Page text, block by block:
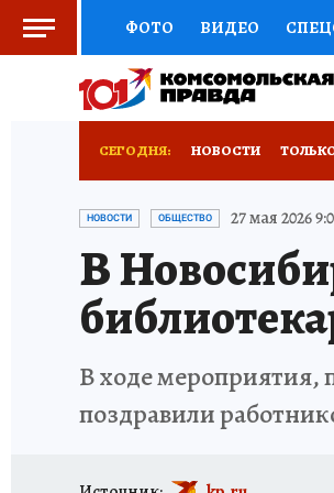
ФОТО ВИДЕО
СОЦПОДДЕРЖКА
РЕКЛАМА
СЕГОДНЯ: НОВОСТИ
ОТДЫХ В РОССИИ
НОВОСТИ ОБЩЕСТВО 27 мая 2026
В
В ходе мероприятия,
поздравили